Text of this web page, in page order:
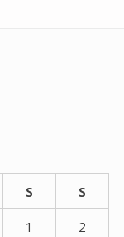
S
S
1
2